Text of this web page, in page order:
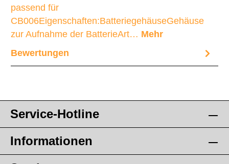
passend für
CB006Eigenschaften:BatteriegehäuseGehäuse
zur Aufnahme der BatterieArt… Mehr
Bewertungen
Service-Hotline
Informationen